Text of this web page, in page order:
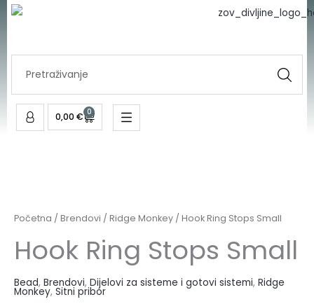
Skip
0,00 € 0
Cart
Početna / Brendovi / Ridge Monkey / Hook Ring Stops Small
Hook Ring Stops Small
Bead, Brendovi, Dijelovi za sisteme i gotovi sistemi, Ridge
Monkey, Sitni pribor